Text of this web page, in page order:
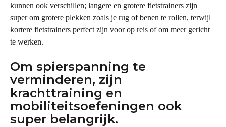
kunnen ook verschillen; langere en grotere fietstrainers zijn
super om grotere plekken zoals je rug of benen te rollen, terwijl
kortere fietstrainers perfect zijn voor op reis of om meer gericht
te werken.
Om spierspanning te
verminderen, zijn
krachttraining en
mobiliteitsoefeningen ook
super belangrijk.